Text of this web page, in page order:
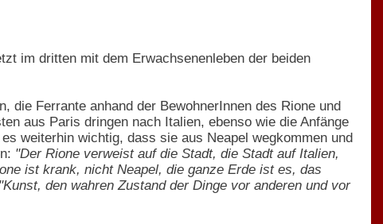
im dritten mit dem Erwachsenenleben der beiden
die Ferrante anhand der BewohnerInnen des Rione und
aus Paris dringen nach Italien, ebenso wie die Anfänge
weiterhin wichtig, dass sie aus Neapel wegkommen und
"Der Rione verweist auf die Stadt, die Stadt auf Italien,
ist krank, nicht Neapel, die ganze Erde ist es, das
"Kunst, den wahren Zustand der Dinge vor anderen und vor